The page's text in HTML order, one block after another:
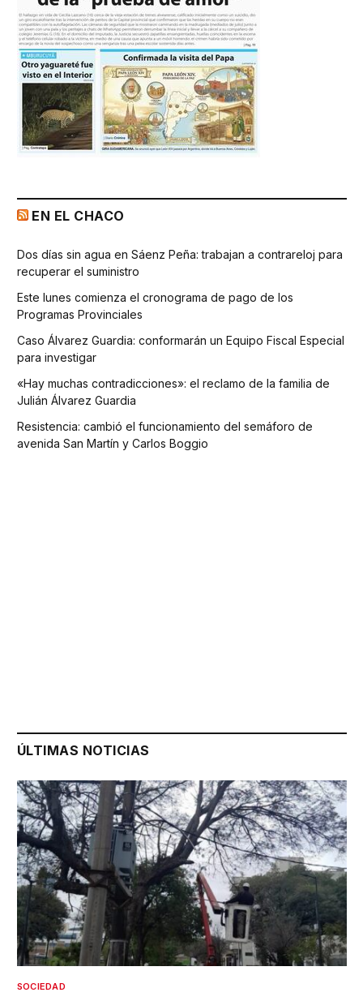
EN EL CHACO
Dos días sin agua en Sáenz Peña: trabajan a contrareloj para
recuperar el suministro
Este lunes comienza el cronograma de pago de los
Programas Provinciales
Caso Álvarez Guardia: conformarán un Equipo Fiscal Especial
para investigar
«Hay muchas contradicciones»: el reclamo de la familia de
Julián Álvarez Guardia
Resistencia: cambió el funcionamiento del semáforo de
avenida San Martín y Carlos Boggio
ÚLTIMAS NOTICIAS
SOCIEDAD